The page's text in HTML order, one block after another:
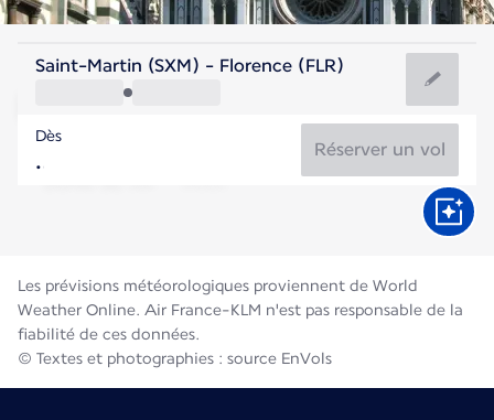
Italie
Florence
Italie
Saint-Martin (SXM) - Florence (FLR)
Dès
Réserver un vol
Les prévisions météorologiques proviennent de World
Weather Online. Air France-KLM n'est pas responsable de la
fiabilité de ces données.
© Textes et photographies : source EnVols